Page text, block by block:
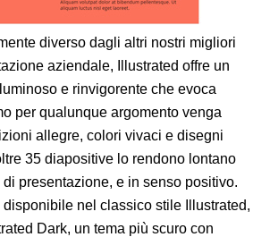
diverso dagli altri nostri migliori
aziendale, Illustrated offre un
e rinvigorente che evoca
per qualunque argomento venga
allegre, colori vivaci e disegni
35 diapositive lo rendono lontano
presentazione, e in senso positivo.
nel classico stile Illustrated,
Dark, un tema più scuro con